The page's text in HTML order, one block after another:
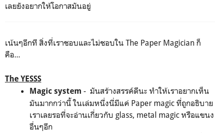
เลยยังอยากให้โอกาสมันอยู่
เน้นๆอีกที สิ่งที่เราชอบและไม่ชอบใน The Paper Magician ก็
คือ...
The YESSS
Magic system - มันสร้างสรรค์ดีนะ ทำให้เราอยากเห็น
มันมากกว่านี้ ในเล่มหนึ่งนี่มีแค่ Paper magic ที่ถูกอธิบาย
เราเลยรอที่จะอ่านเกี่ยวกับ glass, metal magic หรือแขนง
อื่นๆอีก